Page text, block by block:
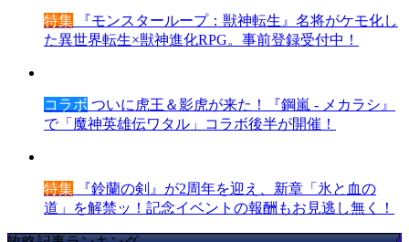
特集 『モンスターループ：獣神転生』名将がケモ化し
た異世界転生×獣神進化RPG。事前登録受付中！
コラボ ついに虎王＆影虎が来た！『鋼嵐 - メカラシ』
で「魔神英雄伝ワタル」コラボ後半が開催！
特集 『鈴蘭の剣』が2周年を迎え、新章「氷と血の
道」を解禁ッ！記念イベントの報酬もお見逃し無く！